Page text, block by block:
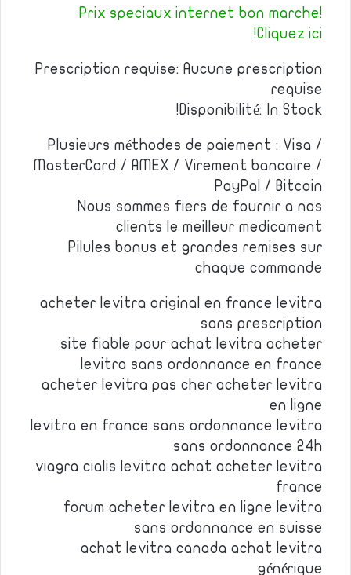
Prix speciaux internet bon marche!
Cliquez ici!
Prescription requise: Aucune prescription
requise
Disponibilité: In Stock!
Plusieurs méthodes de paiement : Visa /
MasterCard / AMEX / Virement bancaire /
PayPal / Bitcoin
Nous sommes fiers de fournir a nos
clients le meilleur medicament
Pilules bonus et grandes remises sur
chaque commande
acheter levitra original en france levitra
sans prescription
site fiable pour achat levitra acheter
levitra sans ordonnance en france
acheter levitra pas cher acheter levitra
en ligne
levitra en france sans ordonnance levitra
sans ordonnance 24h
viagra cialis levitra achat acheter levitra
france
forum acheter levitra en ligne levitra
sans ordonnance en suisse
achat levitra canada achat levitra
générique